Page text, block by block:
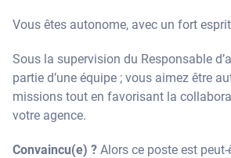
Vous êtes autonome, avec un fort esprit
Sous la supervision du Responsable
partie d’une équipe ; vous aimez être
missions tout en favorisant la
votre agence.
Convaincu(e) ? Alors ce poste est